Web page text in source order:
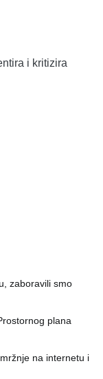
i kritizira
zaboravili smo
plana
na internetu i